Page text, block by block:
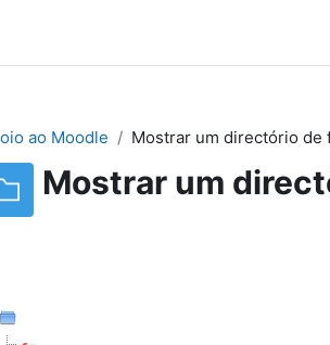
ao Moodle Mostrar um directório de
Mostrar um